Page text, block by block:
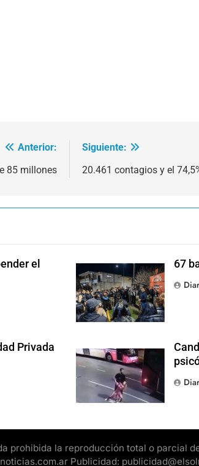
Anterior:
85 millones
Siguiente:
20.461 contagios y el
el
67
Privada
prohibida la reproducción total o parcial
Publicidad: